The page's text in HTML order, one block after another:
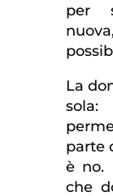
per
La
parte
è no.
che